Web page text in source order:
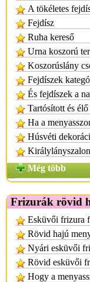
A tökéletes
Fejdísz
Ruha kereső
Urna koszorú
Koszorúslány
Fejdíszek
És fejdíszek a
Tartósított és
Ha a
Húsvéti
Még több
Frizurák rövid
Esküvői frizura
Rövid hajú
Nyári esküvői
Rövid esküvői
Hogy a